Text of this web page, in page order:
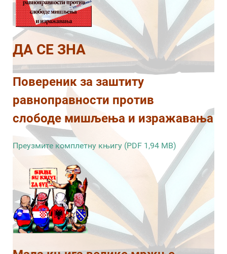
ДА СЕ ЗНА
Повереник за заштиту
равноправности против
слободе мишљења и изражавања
Преузмите комплетну књигу (PDF 1,94 MB)